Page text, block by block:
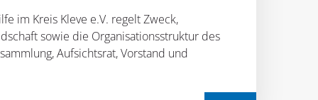
im Kreis Kleve e.V. regelt Zweck,
sowie die Organisationsstruktur des
Aufsichtsrat, Vorstand und